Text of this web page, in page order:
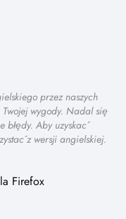
przez naszych
wygody. Nadal się
Aby uzyskać
z wersji angielskiej.
Firefox